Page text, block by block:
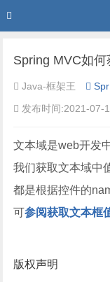
Spring MVC如何
Java-框架王
发布时间:2021-07-
文本域是web开发
我们获取文本域中
都是根据控件的
可参阅获取文本框
版权声明